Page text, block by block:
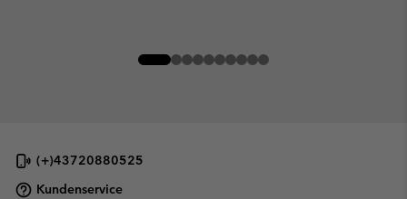
(+)43720880525
Kundenservice